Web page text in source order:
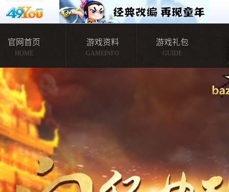
官网首页
HOME
游戏资料
GAMEINFO
游戏礼包
GUIDE